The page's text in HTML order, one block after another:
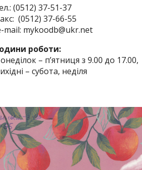
(0512) 37-51-37
(0512) 37-66-55
mail: mykoodb@ukr.net
роботи:
– п’ятниця з 9.00 до 17.00,
– субота, неділя